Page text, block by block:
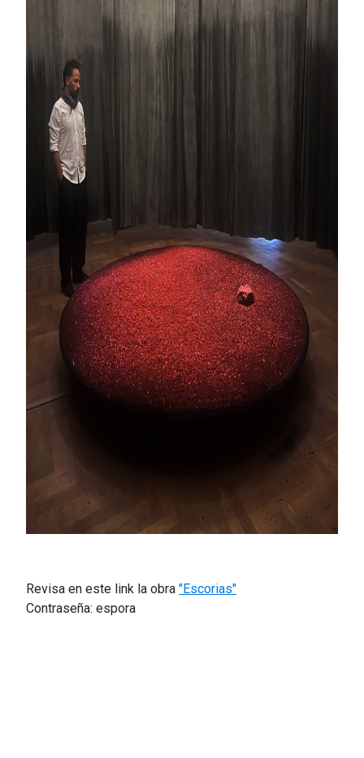
Revisa en este link la obra "Escorias"
Contraseña: espora